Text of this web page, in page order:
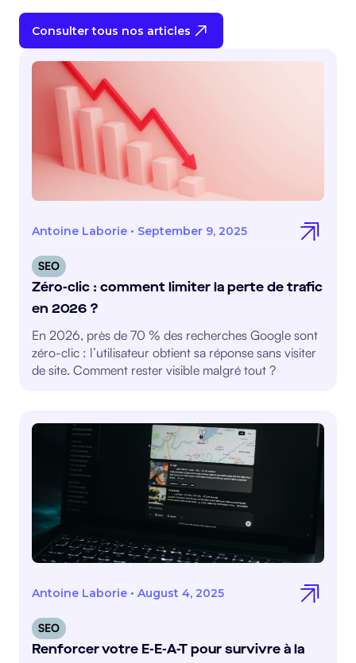
Consulter tous nos articles
Antoine Laborie • September 9, 2025
Zéro-clic : comment limiter la perte de trafic
en 2026 ?
SEO
En 2026, près de 70 % des recherches Google sont
zéro-clic : l’utilisateur obtient sa réponse sans visiter
de site. Comment rester visible malgré tout ?
Antoine Laborie • August 4, 2025
Renforcer votre E-E-A-T pour survivre à la
SEO